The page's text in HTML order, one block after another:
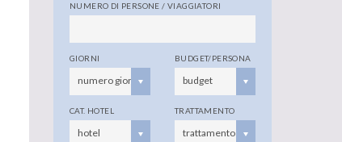
NUMERO DI PERSONE / VIAGGIATORI
GIORNI
numero giorni
BUDGET/PERSONA
budget
CAT. HOTEL
hotel
TRATTAMENTO
trattamento